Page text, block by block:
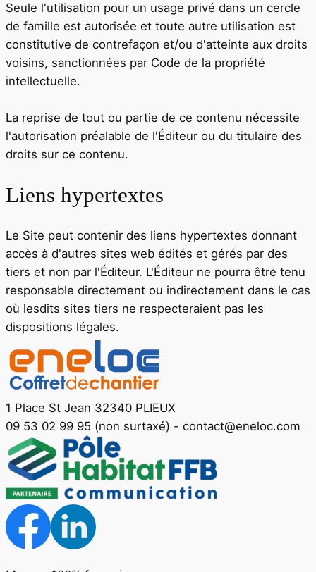
Seule l'utilisation pour un usage privé dans un cercle
de famille est autorisée et toute autre utilisation est
constitutive de contrefaçon et/ou d'atteinte aux droits
voisins, sanctionnées par Code de la propriété
intellectuelle.
La reprise de tout ou partie de ce contenu nécessite
l'autorisation préalable de l'Éditeur ou du titulaire des
droits sur ce contenu.
Liens hypertextes
Le Site peut contenir des liens hypertextes donnant
accès à d'autres sites web édités et gérés par des
tiers et non par l'Éditeur. L'Éditeur ne pourra être tenu
responsable directement ou indirectement dans le cas
où lesdits sites tiers ne respecteraient pas les
dispositions légales.
1 Place St Jean 32340 PLIEUX
09 53 02 99 95 (non surtaxé) - contact@eneloc.com